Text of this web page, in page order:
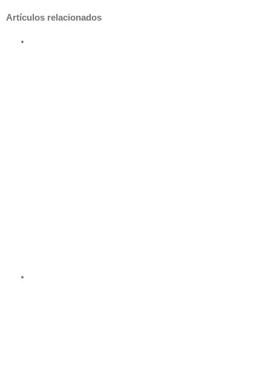
Artículos relacionados